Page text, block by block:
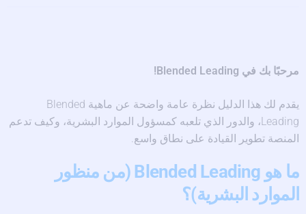
مرحبًا بك في Blended Leading!
يقدم لك هذا الدليل نظرة عامة واضحة عن ماهية Blended
Leading، والدور الذي تلعبه كمسؤول الموارد البشرية، وكيف تدعم
المنصة تطوير القيادة على نطاق واسع.
ما هو Blended Leading (من منظور
الموارد البشرية)؟